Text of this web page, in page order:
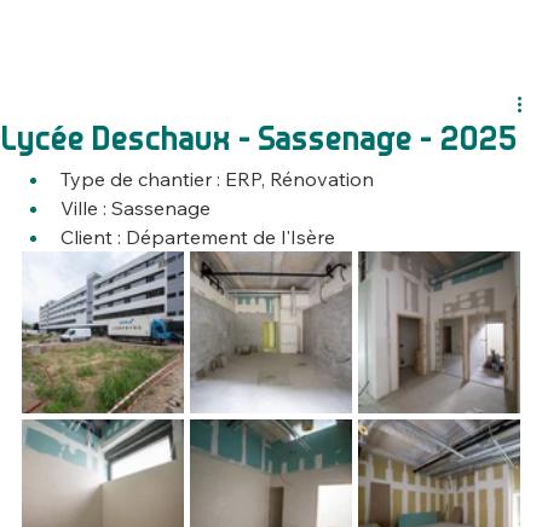
Lycée Deschaux - Sassenage - 2025
Type de chantier : ERP, Rénovation
Ville : Sassenage
Client : Département de l'Isère